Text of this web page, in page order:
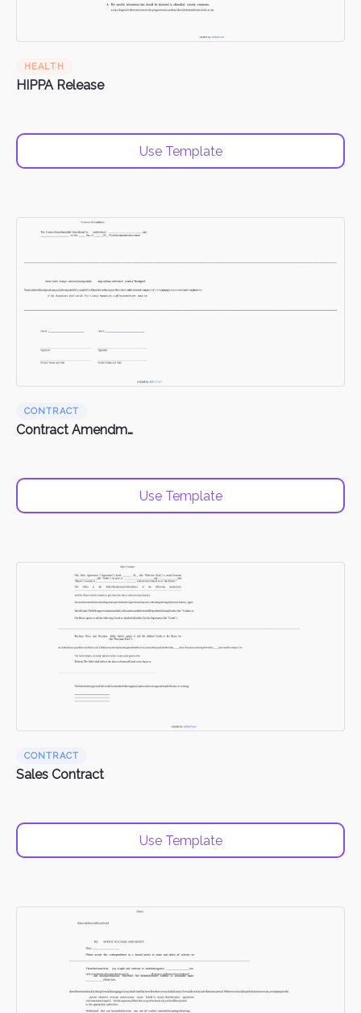
HEALTH
HIPPA Release
Use Template
CONTRACT
Contract Amendments
Use Template
CONTRACT
Sales Contract
Use Template